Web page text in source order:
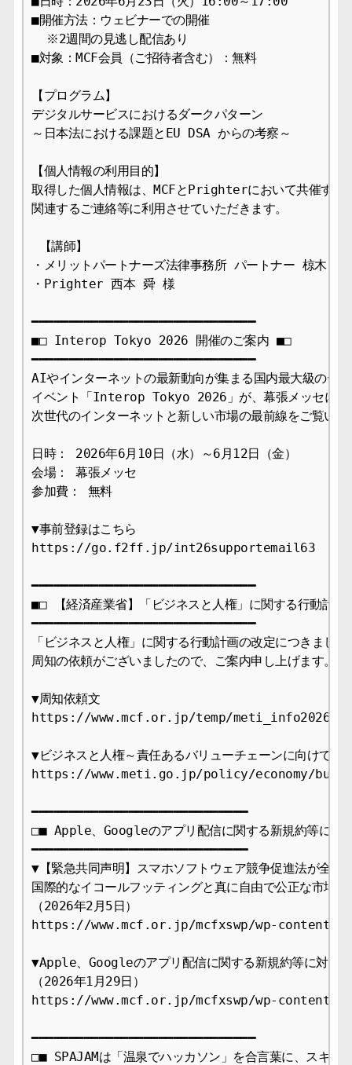
■開催方法：ウェビナーでの開催
  ※2週間の見逃し配信あり
■対象：MCF会員（ご招待者含む）：無料
【プログラム】
デジタルサービスにおけるダークパターン
～日本法における課題とEU DSA からの考察～
【個人情報の利用目的】
取得した個人情報は、MCFとPrighterにおいて共催する
関連するご連絡等に利用させていただきます。
【講師】
・メリットパートナーズ法律事務所 パートナー 椋木
・Prighter 西本 舜 様
━━━━━━━━━━━━━━━━━━━━━━━━━━━━━━
■□ Interop Tokyo 2026 開催のご案内 ■□
━━━━━━━━━━━━━━━━━━━━━━━━━━━━━━
AIやインターネットの最新動向が集まる国内最大級のテ
イベント「Interop Tokyo 2026」が、幕張メッセにて
次世代のインターネットと新しい市場の最前線をご覧いた
日時： 2026年6月10日（水）～6月12日（金）
会場： 幕張メッセ
参加費： 無料
▼事前登録はこちら
https://go.f2ff.jp/int26supportemail63
━━━━━━━━━━━━━━━━━━━━━━━━━━━━━━
■□ 【経済産業省】「ビジネスと人権」に関する行動計
━━━━━━━━━━━━━━━━━━━━━━━━━━━━━━
「ビジネスと人権」に関する行動計画の改定につきまし
周知の依頼がございましたので、ご案内申し上げます。
▼周知依頼文
https://www.mcf.or.jp/temp/
▼ビジネスと人権～責任あるバリューチェーンに向けて～
https://www.meti.go.jp/policy/economy/
━━━━━━━━━━━━━━━━━━━━━━━━━━━━━
□■ Apple、Googleのアプリ配信に関する新規約等に対
━━━━━━━━━━━━━━━━━━━━━━━━━━━━━
▼【緊急共同声明】スマホソフトウェア競争促進法が全
国際的なイコールフッティングと真に自由で公正な市場
（2026年2月5日）
https://www.mcf.or.jp/mcfxswp/wp-content/
▼Apple、Googleのアプリ配信に関する新規約等に対す
（2026年1月29日）
https://www.mcf.or.jp/mcfxswp/wp-content/
━━━━━━━━━━━━━━━━━━━━━━━━━━━━━━
□■ SPAJAMは「温泉でハッカソン」を合言葉に、スキル